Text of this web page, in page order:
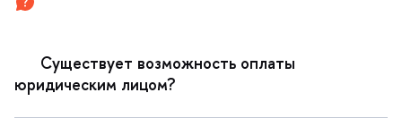
Существует возможность оплаты
юридическим лицом?